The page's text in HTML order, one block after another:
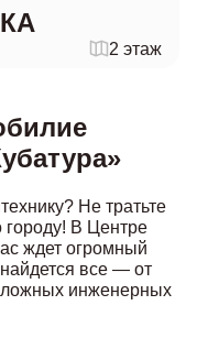
2 этаж
Не тратьте
городу! В Центре
ждет огромный
все — от
инженерных